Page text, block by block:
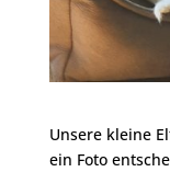
Unsere kleine
ein Foto